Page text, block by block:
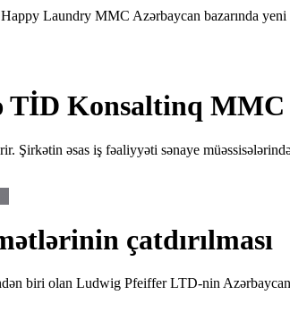
Laundry MMC Azərbaycan bazarında
Konsaltinq MMC
əsas iş fəaliyyəti sənaye
çatdırılması
biri olan Ludwig Pfeiffer LTD-nin